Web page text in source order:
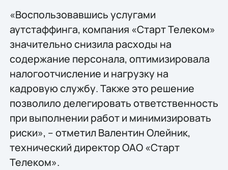
«Воспользовавшись услугами
аутстаффинга, компания «Старт Телеком»
значительно снизила расходы на
содержание персонала, оптимизировала
налогоотчисление и нагрузку на
кадровую службу. Также это решение
позволило делегировать ответственность
при выполнении работ и минимизировать
риски», – отметил Валентин Олейник,
технический директор ОАО «Старт
Телеком».